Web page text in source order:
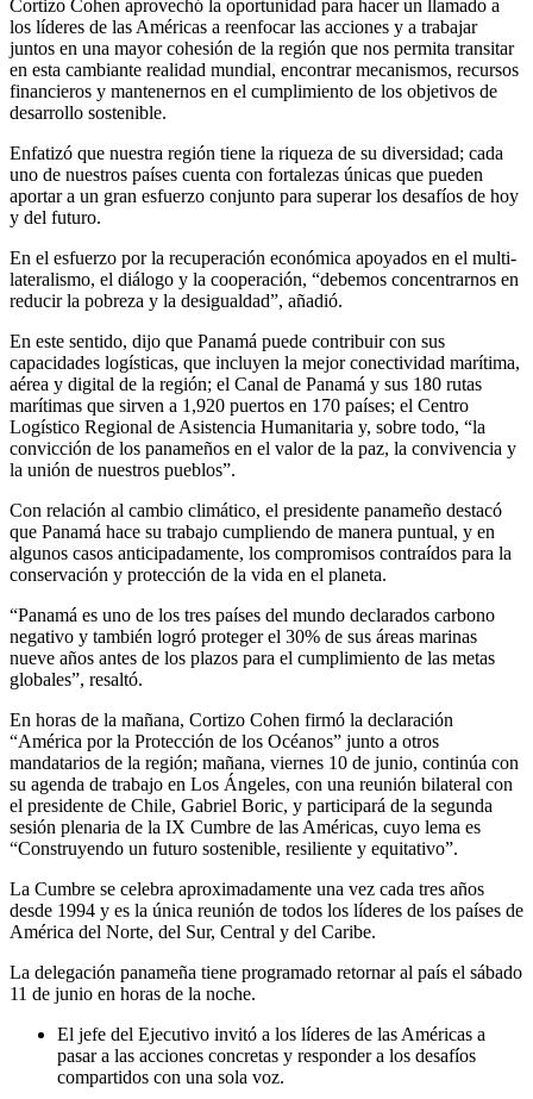
Cortizo Cohen aprovechó la oportunidad para hacer un llamado a
los líderes de las Américas a reenfocar las acciones y a trabajar
juntos en una mayor cohesión de la región que nos permita transitar
en esta cambiante realidad mundial, encontrar mecanismos, recursos
financieros y mantenernos en el cumplimiento de los objetivos de
desarrollo sostenible.
Enfatizó que nuestra región tiene la riqueza de su diversidad; cada
uno de nuestros países cuenta con fortalezas únicas que pueden
aportar a un gran esfuerzo conjunto para superar los desafíos de hoy
y del futuro.
En el esfuerzo por la recuperación económica apoyados en el multi-
lateralismo, el diálogo y la cooperación, “debemos concentrarnos en
reducir la pobreza y la desigualdad”, añadió.
En este sentido, dijo que Panamá puede contribuir con sus
capacidades logísticas, que incluyen la mejor conectividad marítima,
aérea y digital de la región; el Canal de Panamá y sus 180 rutas
marítimas que sirven a 1,920 puertos en 170 países; el Centro
Logístico Regional de Asistencia Humanitaria y, sobre todo, “la
convicción de los panameños en el valor de la paz, la convivencia y
la unión de nuestros pueblos”.
Con relación al cambio climático, el presidente panameño destacó
que Panamá hace su trabajo cumpliendo de manera puntual, y en
algunos casos anticipadamente, los compromisos contraídos para la
conservación y protección de la vida en el planeta.
“Panamá es uno de los tres países del mundo declarados carbono
negativo y también logró proteger el 30% de sus áreas marinas
nueve años antes de los plazos para el cumplimiento de las metas
globales”, resaltó.
En horas de la mañana, Cortizo Cohen firmó la declaración
“América por la Protección de los Océanos” junto a otros
mandatarios de la región; mañana, viernes 10 de junio, continúa con
su agenda de trabajo en Los Ángeles, con una reunión bilateral con
el presidente de Chile, Gabriel Boric, y participará de la segunda
sesión plenaria de la IX Cumbre de las Américas, cuyo lema es
“Construyendo un futuro sostenible, resiliente y equitativo”.
La Cumbre se celebra aproximadamente una vez cada tres años
desde 1994 y es la única reunión de todos los líderes de los países de
América del Norte, del Sur, Central y del Caribe.
La delegación panameña tiene programado retornar al país el sábado
11 de junio en horas de la noche.
El jefe del Ejecutivo invitó a los líderes de las Américas a
pasar a las acciones concretas y responder a los desafíos
compartidos con una sola voz.